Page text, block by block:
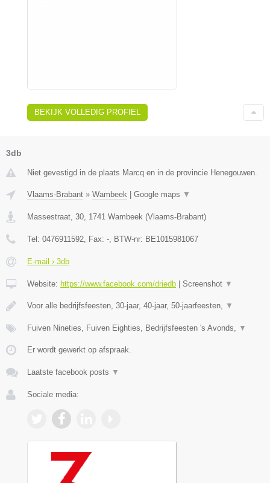
BEKIJK VOLLEDIG PROFIEL
3db
Niet gevestigd in de plaats Marcq en in de provincie Henegouwen.
Vlaams-Brabant » Wambeek Google maps ▼
Massestraat, 30 1741 Wambeek (Vlaams-Brabant)
Tel: 0476911592 , Fax: - , BTW-nr: BE1015981067
E-mail › 3db
Website: https://www.facebook.com/driedb Screenshot ▼
Voor alle bedrijfsfeesten, 30-jaar, 40-jaar, 50-jaarfeesten, ▼
Fuiven Nineties, Fuiven Eighties, Bedrijfsfeesten 's Avonds, ▼
Er wordt gewerkt op afspraak.
Laatste facebook posts ▼
Sociale media: